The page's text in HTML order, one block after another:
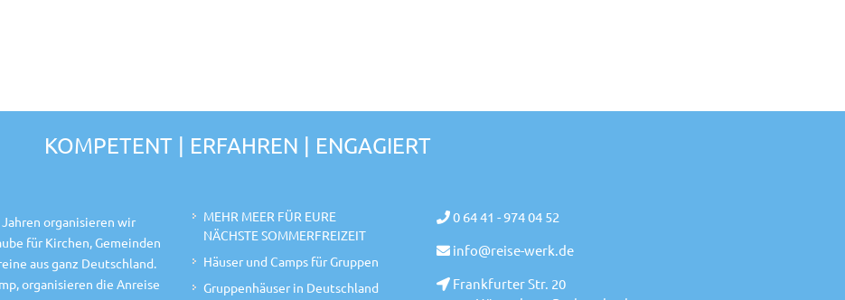
KOMPETENT | ERFAHREN | ENGAGIERT
organisieren wir
für Kirchen, Gemeinden
aus ganz Deutschland.
organisieren die Anreise
MEHR MEER FÜR EURE
NÄCHSTE SOMMERFREIZEIT
Häuser und Camps für Gruppen
Gruppenhäuser in Deutschland
0 64 41 - 974 04 52
info@reise-werk.de
Frankfurter Str. 20